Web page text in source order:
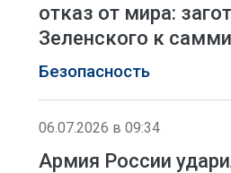
отказ от мира:
Зеленского к
Безопасность
06.07.2026 в 09:34
Армия России